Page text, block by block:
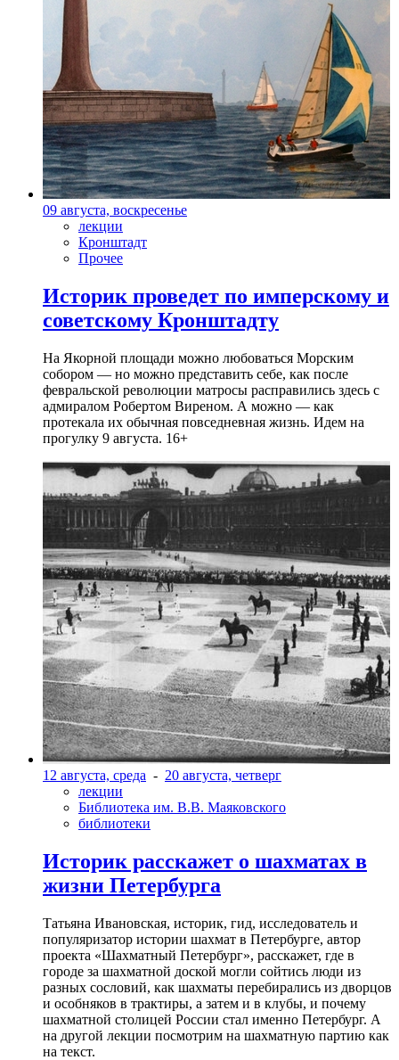
09 августа, воскресенье
лекции
Кронштадт
Прочее
Историк проведет по имперскому и
советскому Кронштадту
На Якорной площади можно любоваться Морским
собором — но можно представить себе, как после
февральской революции матросы расправились здесь с
адмиралом Робертом Виреном. А можно — как
протекала их обычная повседневная жизнь. Идем на
прогулку 9 августа. 16+
12 августа, среда - 20 августа, четверг
лекции
Библиотека им. В.В. Маяковского
библиотеки
Историк расскажет о шахматах в
жизни Петербурга
Татьяна Ивановская, историк, гид, исследователь и
популяризатор истории шахмат в Петербурге, автор
проекта «Шахматный Петербург», расскажет, где в
городе за шахматной доской могли сойтись люди из
разных сословий, как шахматы перебирались из дворцов
и особняков в трактиры, а затем и в клубы, и почему
шахматной столицей России стал именно Петербург. А
на другой лекции посмотрим на шахматную партию как
на текст.